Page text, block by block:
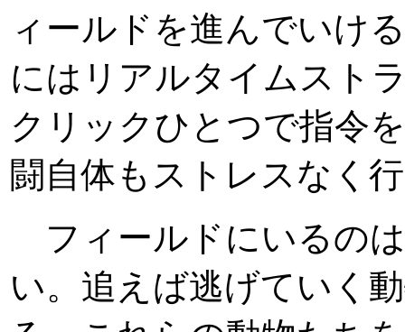
ィールドを進んでいけ
にはリアルタイムスト
クリックひとつで指令
闘自体もストレスなく
フィールドにいるの
い。追えば逃げていく